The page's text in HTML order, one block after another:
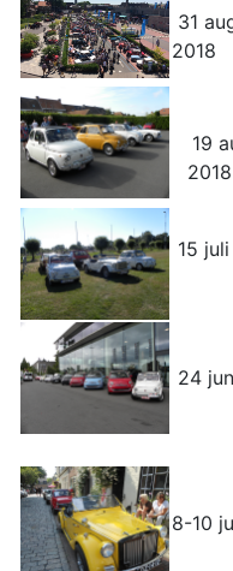
31
2018
19
15
24
8-10